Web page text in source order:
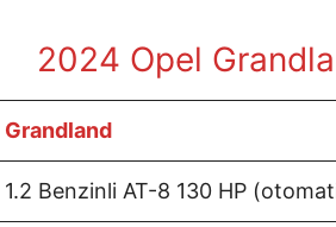
2024 Opel
Grandland
1.2 Benzinli AT-8 130 HP